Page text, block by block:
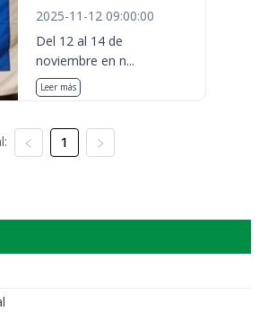
2025-11-12 09:00:00
Del 12 al 14 de
noviembre en n...
Leer más
1